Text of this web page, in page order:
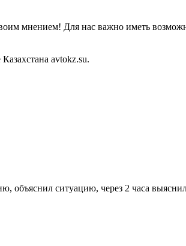
мнением! Для нас важно иметь
avtokz.su.
объяснил ситуацию, через 2 часа